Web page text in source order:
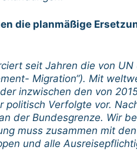
die planmäßige
seit Jahren die von
Migration“). Mit
inzwischen den von
politisch Verfolgte vor.
der Bundesgrenze. Wir
muss zusammen mit
und alle